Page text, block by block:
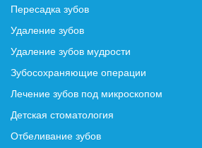
Пересадка зубов
Удаление зубов
Удаление зубов мудрости
Зубосохраняющие операции
Лечение зубов под микроскопом
Детская стоматология
Отбеливание зубов